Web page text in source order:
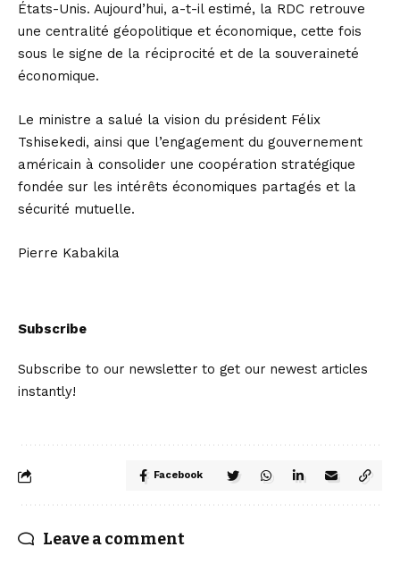
États-Unis. Aujourd’hui, a-t-il estimé, la RDC retrouve
une centralité géopolitique et économique, cette fois
sous le signe de la réciprocité et de la souveraineté
économique.
Le ministre a salué la vision du président Félix
Tshisekedi, ainsi que l’engagement du gouvernement
américain à consolider une coopération stratégique
fondée sur les intérêts économiques partagés et la
sécurité mutuelle.
Pierre Kabakila
Subscribe
Subscribe to our newsletter to get our newest articles
instantly!
Facebook
Leave a comment